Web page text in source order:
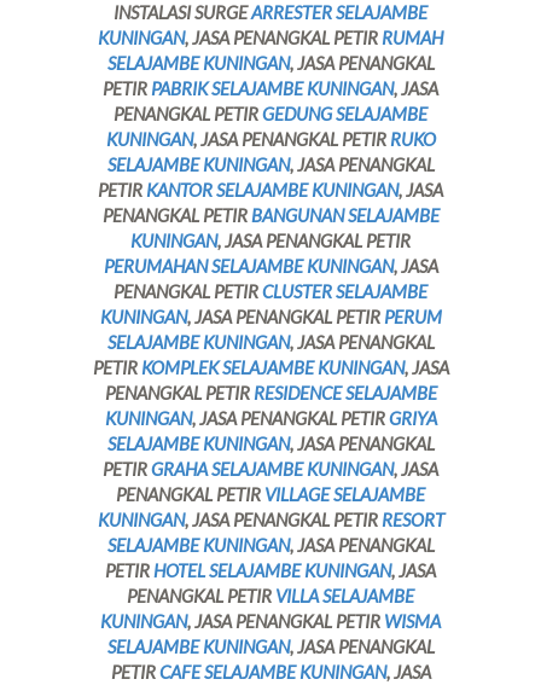
INSTALASI SURGEARRESTER SELAJAMBE
KUNINGAN, JASA PENANGKAL PETIR RUMAH
SELAJAMBE KUNINGAN, JASA PENANGKAL
PETIR PABRIK SELAJAMBE KUNINGAN, JASA
PENANGKAL PETIRGEDUNG SELAJAMBE
KUNINGAN, JASA PENANGKAL PETIR RUKO
SELAJAMBE KUNINGAN, JASA PENANGKAL
PETIR KANTOR SELAJAMBE KUNINGAN, JASA
PENANGKAL PETIRBANGUNAN SELAJAMBE
KUNINGAN, JASA PENANGKAL PETIR
PERUMAHAN SELAJAMBE KUNINGAN, JASA
PENANGKAL PETIRCLUSTER SELAJAMBE
KUNINGAN, JASA PENANGKAL PETIR PERUM
SELAJAMBE KUNINGAN, JASA PENANGKAL
PETIR KOMPLEK SELAJAMBE KUNINGAN, JASA
PENANGKAL PETIR RESIDENCE SELAJAMBE
KUNINGAN, JASA PENANGKAL PETIRGRIYA
SELAJAMBE KUNINGAN, JASA PENANGKAL
PETIRGRAHA SELAJAMBE KUNINGAN, JASA
PENANGKAL PETIR VILLAGE SELAJAMBE
KUNINGAN, JASA PENANGKAL PETIR RESORT
SELAJAMBE KUNINGAN, JASA PENANGKAL
PETIRHOTEL SELAJAMBE KUNINGAN, JASA
PENANGKAL PETIR VILLA SELAJAMBE
KUNINGAN, JASA PENANGKAL PETIR WISMA
SELAJAMBE KUNINGAN, JASA PENANGKAL
PETIRCAFE SELAJAMBE KUNINGAN, JASA